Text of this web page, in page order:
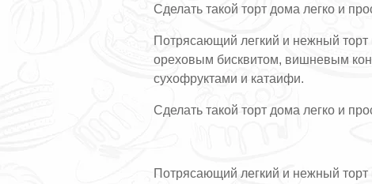
Сделать такой торт дома легко и
Потрясающий легкий и нежный
ореховым бисквитом, вишневым
сухофруктами и катаифи.
Сделать такой торт дома легко и
Потрясающий легкий и нежный